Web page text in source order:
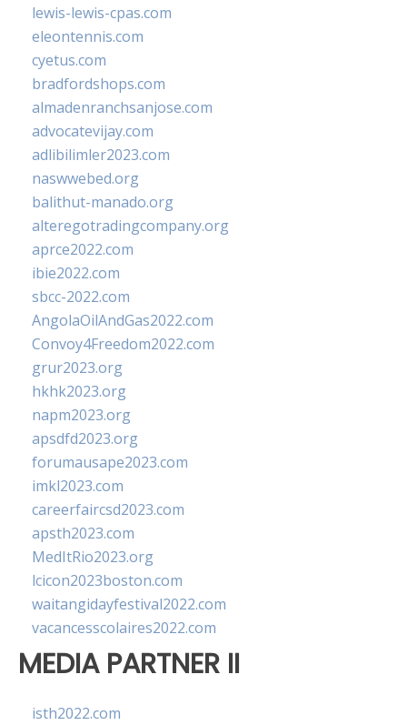
lewis-lewis-cpas.com
eleontennis.com
cyetus.com
bradfordshops.com
almadenranchsanjose.com
advocatevijay.com
adlibilimler2023.com
naswwebed.org
balithut-manado.org
alteregotradingcompany.org
aprce2022.com
ibie2022.com
sbcc-2022.com
AngolaOilAndGas2022.com
Convoy4Freedom2022.com
grur2023.org
hkhk2023.org
napm2023.org
apsdfd2023.org
forumausape2023.com
imkl2023.com
careerfaircsd2023.com
apsth2023.com
MedItRio2023.org
lcicon2023boston.com
waitangidayfestival2022.com
vacancesscolaires2022.com
MEDIA PARTNER II
isth2022.com